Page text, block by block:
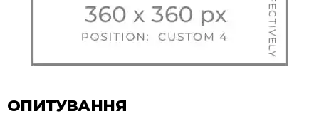
ОПИТУВАННЯ